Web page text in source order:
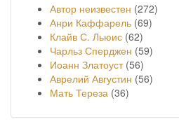
Автор неизвестен (272)
Анри Каффарель (69)
Клайв С. Льюис (62)
Чарльз Сперджен (59)
Иоанн Златоуст(56)
Аврелий Августин (56)
Мать Тереза (36)